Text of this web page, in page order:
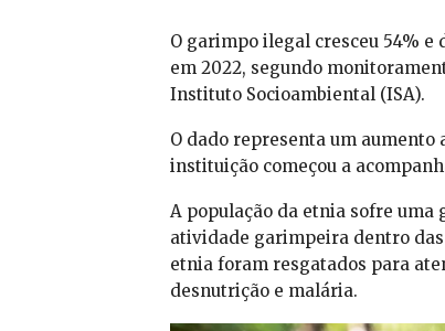
O garimpo ilegal cresceu 54% e
em 2022, segundo
Instituto Socioambiental (ISA).
O dado representa um aumento
instituição começou a
A população da etnia sofre
atividade garimpeira dentro
etnia foram resgatados para
desnutrição e malária.